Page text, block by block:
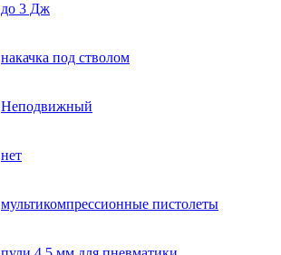
до 3 Дж
накачка под стволом
Неподвижный
нет
мультикомпрессионные пистолеты